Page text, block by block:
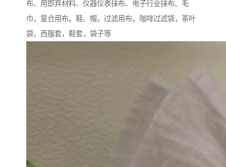
布、用即弃材料、仪器仪表抹布、电子行业抹布、毛
巾，复合用布。鞋、帽，过滤用布，咖啡过滤袋，茶叶
袋，西服套，鞋套，袋子等